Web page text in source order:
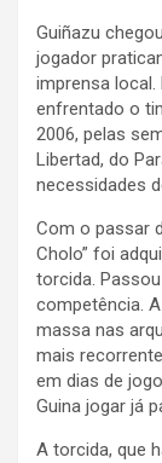
Guiñazu
jogador
imprensa local.
enfrentado o
2006, pelas
Libertad, do
necessidades
Com o passar
Cholo” foi
torcida.
competência.
massa nas
mais
em dias de
Guina jogar já
A torcida, que